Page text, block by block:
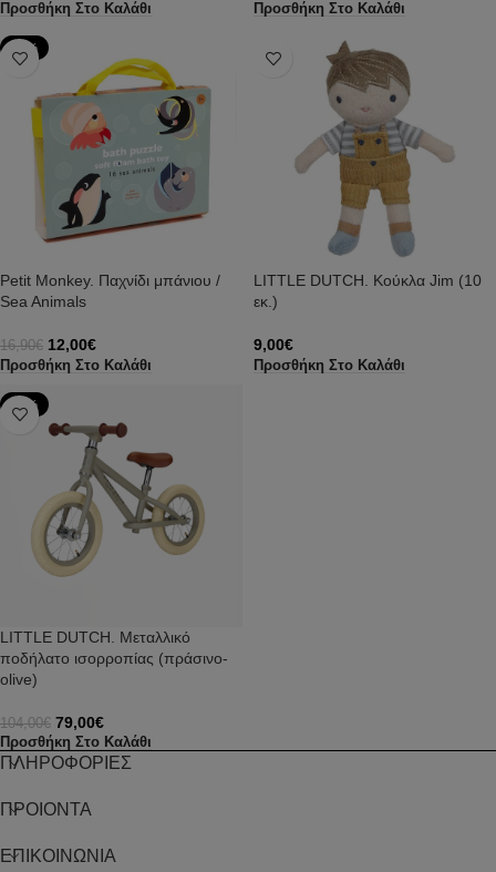
Προσθήκη Στο Καλάθι Προσθήκη Στο Καλάθι
-29%
Petit Monkey. Παχνίδι μπάνιου /
Sea Animals
16,90€ 12,00€
Προσθήκη Στο Καλάθι
LITTLE DUTCH. Κούκλα Jim (10
εκ.)
9,00€
Προσθήκη Στο Καλάθι
-24%
LITTLE DUTCH. Μεταλλικό
ποδήλατο ισορροπίας (πράσινο-
olive)
104,00€ 79,00€
Προσθήκη Στο Καλάθι
ΠΛΗΡΟΦΟΡΙΕΣ
ΠΡΟΙΟΝΤΑ
ΕΠΙΚΟΙΝΩΝΙΑ